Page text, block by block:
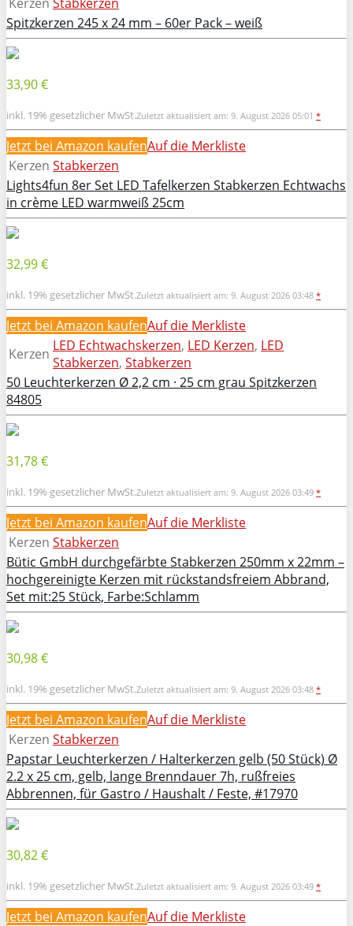
Spitzkerzen 245 x 24 mm – 60er Pack – weiß
33,90 €
inkl. 19% gesetzlicher MwSt.Zuletzt aktualisiert am: 9. August 2026 05:01 *
Jetzt bei Amazon kaufenAuf die Merkliste
Kerzen Stabkerzen
Lights4fun 8er Set LED Tafelkerzen Stabkerzen Echtwachs
in crème LED warmweiß 25cm
32,99 €
inkl. 19% gesetzlicher MwSt.Zuletzt aktualisiert am: 9. August 2026 03:48 *
Jetzt bei Amazon kaufenAuf die Merkliste
Kerzen LED Echtwachskerzen, LED Kerzen, LED
Stabkerzen, Stabkerzen
50 Leuchterkerzen Ø 2,2 cm · 25 cm grau Spitzkerzen
84805
31,78 €
inkl. 19% gesetzlicher MwSt.Zuletzt aktualisiert am: 9. August 2026 03:49 *
Jetzt bei Amazon kaufenAuf die Merkliste
Kerzen Stabkerzen
Bütic GmbH durchgefärbte Stabkerzen 250mm x 22mm –
hochgereinigte Kerzen mit rückstandsfreiem Abbrand,
Set mit:25 Stück, Farbe:Schlamm
30,98 €
inkl. 19% gesetzlicher MwSt.Zuletzt aktualisiert am: 9. August 2026 03:48 *
Jetzt bei Amazon kaufenAuf die Merkliste
Kerzen Stabkerzen
Papstar Leuchterkerzen / Halterkerzen gelb (50 Stück) Ø
2.2 x 25 cm, gelb, lange Brenndauer 7h, rußfreies
Abbrennen, für Gastro / Haushalt / Feste, #17970
30,82 €
inkl. 19% gesetzlicher MwSt.Zuletzt aktualisiert am: 9. August 2026 03:49 *
Jetzt bei Amazon kaufenAuf die Merkliste